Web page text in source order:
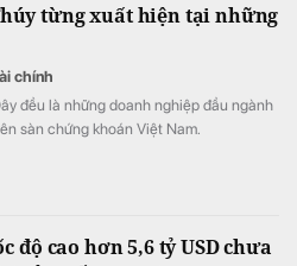
từng xuất hiện tại những
chính
đều là những doanh nghiệp đầu ngành
sàn chứng khoán Việt Nam.
độ cao hơn 5,6 tỷ USD chưa